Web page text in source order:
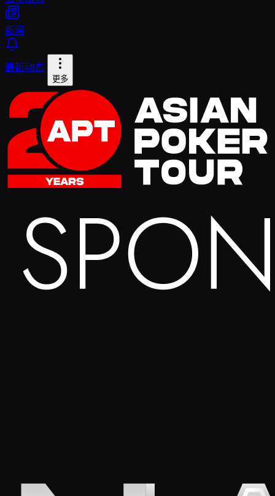
新闻
最新动态
更多